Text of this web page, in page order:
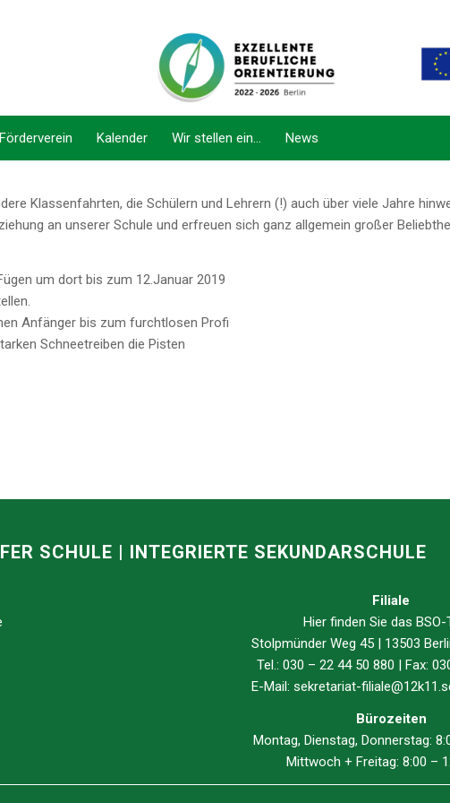
Förderverein Kalender Wir stellen ein… News
Klassenfahrten, die Schülern und Lehrern (!) auch über viele Jahre
an unserer Schule und erfreuen sich ganz allgemein großer
um dort bis zum 12.Januar 2019
Anfänger bis zum furchtlosen Profi
Schneetreiben die Pisten
SCHULE | INTEGRIERTE SEKUNDARSCHULE
Filiale
Hier finden Sie das BSO-
Stolpmünder Weg 45 | 13503
Tel.: 030 – 22 44 50 880 | Fax:
E-Mail: sekretariat-
Bürozeiten
Montag, Dienstag, Donnerstag:
Mittwoch + Freitag: 8:00 –